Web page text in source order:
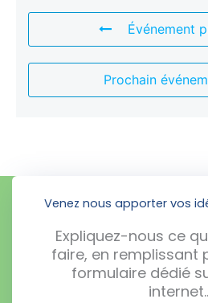
Événement
Prochain
Venez nous apporter vos
Expliquez-nous ce
faire, en remplissant
formulaire dédié